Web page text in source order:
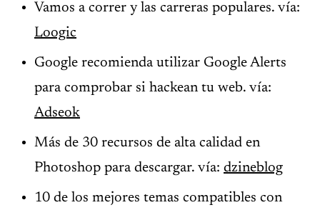
Vamos a correr y las carreras populares. vía:
Loogic
Google recomienda utilizar Google Alerts
para comprobar si hackean tu web. vía:
Adseok
Más de 30 recursos de alta calidad en
Photoshop para descargar. vía: dzineblog
10 de los mejores temas compatibles con